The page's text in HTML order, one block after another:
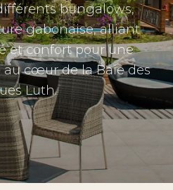
bungalows,
gabonaise, alliant
et confort pour une
cœur de la Baie des
Luth.